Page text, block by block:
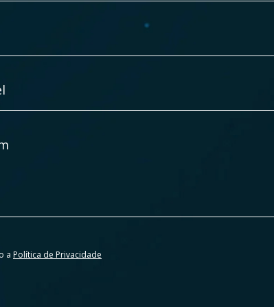
a Política de Privacidade